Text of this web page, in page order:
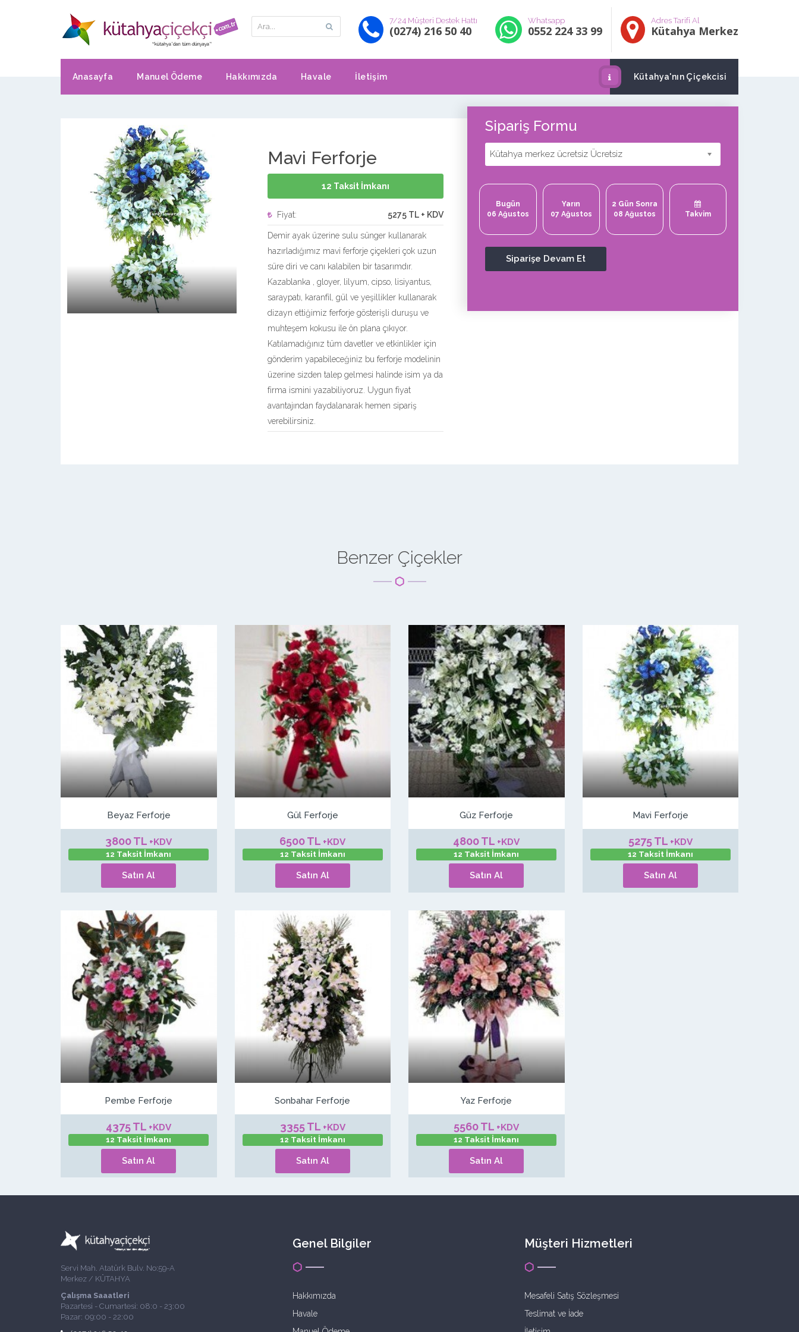
7/24 Müşteri Destek Hattı
(0274) 216 50 40
Whatsapp
0552 224 33 99
Adres Tarifi Al
Kütahya Merkez
Kütahya'nın Çiçekcisi
Anasayfa Manuel Ödeme Hakkımızda Havale İletişim
Mavi Ferforje
12 Taksit İmkanı
Fiyat: 5275 TL + KDV
Demir ayak üzerine sulu sünger kullanarak
hazırladığımız mavi ferforje çiçekleri çok uzun
süre diri ve canı kalabilen bir tasarımdır.
Kazablanka , gloyer, lilyum, cipso, lisiyantus,
saraypatı, karanfil, gül ve yeşillikler kullanarak
dizayn ettiğimiz ferforje gösterişli duruşu ve
muhteşem kokusu ile ön plana çıkıyor.
Katılamadığınız tüm davetler ve etkinlikler için
gönderim yapabileceğiniz bu ferforje modelinin
üzerine sizden talep gelmesi halinde isim ya da
firma ismini yazabiliyoruz. Uygun fiyat
avantajından faydalanarak hemen sipariş
verebilirsiniz.
Sipariş Formu
Kütahya merkez ücretsiz Ücretsiz
Bugün
06 Ağustos
Yarın
07 Ağustos
2 Gün Sonra
08 Ağustos
Takvim
Benzer Çiçekler
Beyaz Ferforje
3800 TL +KDV
12 Taksit İmkanı
Satın Al
Gül Ferforje
6500 TL +KDV
12 Taksit İmkanı
Satın Al
Güz Ferforje
4800 TL +KDV
12 Taksit İmkanı
Satın Al
Mavi Ferforje
5275 TL +KDV
12 Taksit İmkanı
Satın Al
Pembe Ferforje
4375 TL +KDV
12 Taksit İmkanı
Satın Al
Sonbahar Ferforje
3355 TL +KDV
12 Taksit İmkanı
Satın Al
Yaz Ferforje
5560 TL +KDV
12 Taksit İmkanı
Satın Al
Servi Mah. Atatürk Bulv. No:59-A
Merkez / KÜTAHYA
Çalışma Saaatleri
Pazartesi - Cumartesi: 08:0 - 23:00
Pazar: 09:00 - 22:00
Genel Bilgiler
Hakkımızda
Havale
Müşteri Hizmetleri
Mesafeli Satış Sözleşmesi
Teslimat ve İade